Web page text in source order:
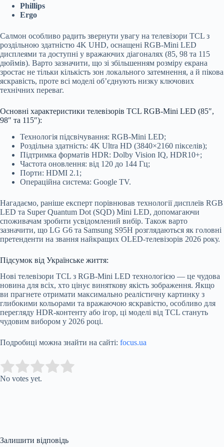
Phillips
Ergo
Салмон особливо радить звернути увагу на телевізори TCL з
роздільною здатністю 4K UHD, оснащені RGB-Mini LED
дисплеями та доступні у вражаючих діагоналях (85, 98 та 115
дюймів). Варто зазначити, що зі збільшенням розміру екрана
зростає не тільки кількість зон локального затемнення, а й пікова
яскравість, проте всі моделі об’єднують низку ключових
технічних переваг.
Основні характеристики телевізорів TCL RGB-Mini LED (85″,
98″ та 115″):
Технологія підсвічування: RGB-Mini LED;
Роздільна здатність: 4K Ultra HD (3840×2160 пікселів);
Підтримка форматів HDR: Dolby Vision IQ, HDR10+;
Частота оновлення: від 120 до 144 Гц;
Порти: HDMI 2.1;
Операційна система: Google TV.
Нагадаємо, раніше експерт порівнював технології дисплеїв RGB
LED та Super Quantum Dot (SQD) Mini LED, допомагаючи
споживачам зробити усвідомлений вибір. Також варто
зазначити, що LG G6 та Samsung S95H розглядаються як головні
претенденти на звання найкращих OLED-телевізорів 2026 року.
Підсумок від Українське життя:
Нові телевізори TCL з RGB-Mini LED технологією — це чудова
новина для всіх, хто цінує виняткову якість зображення. Якщо
ви прагнете отримати максимально реалістичну картинку з
глибокими кольорами та вражаючою яскравістю, особливо для
перегляду HDR-контенту або ігор, ці моделі від TCL стануть
чудовим вибором у 2026 році.
Подробиці можна знайти на сайті: focus.ua
Rate this item:
No votes yet.
Залишити відповідь